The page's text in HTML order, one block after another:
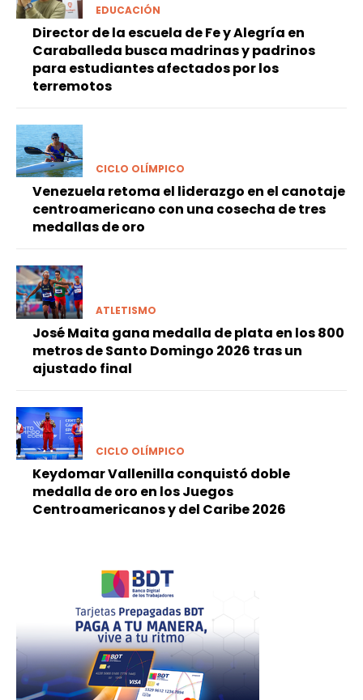
EDUCACIÓN
Director de la escuela de Fe y Alegría en
Caraballeda busca madrinas y padrinos
para estudiantes afectados por los
terremotos
CICLO OLÍMPICO
Venezuela retoma el liderazgo en el canotaje
centroamericano con una cosecha de tres
medallas de oro
ATLETISMO
José Maita gana medalla de plata en los 800
metros de Santo Domingo 2026 tras un
ajustado final
CICLO OLÍMPICO
Keydomar Vallenilla conquistó doble
medalla de oro en los Juegos
Centroamericanos y del Caribe 2026